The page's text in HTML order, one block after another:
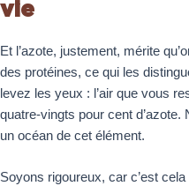
vie
Et l’azote, justement, mérite
des protéines, ce qui les
levez les yeux : l’air que vous
quatre-vingts pour cent
un océan de cet élément.
Soyons rigoureux, car c’est